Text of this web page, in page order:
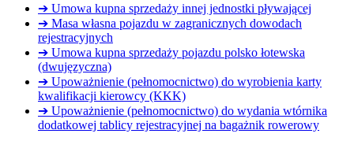
➔ Umowa kupna sprzedaży innej jednostki pływającej
➔ Masa własna pojazdu w zagranicznych dowodach
rejestracyjnych
➔ Umowa kupna sprzedaży pojazdu polsko łotewska
(dwujęzyczna)
➔ Upoważnienie (pełnomocnictwo) do wyrobienia karty
kwalifikacji kierowcy (KKK)
➔ Upoważnienie (pełnomocnictwo) do wydania wtórnika
dodatkowej tablicy rejestracyjnej na bagażnik rowerowy